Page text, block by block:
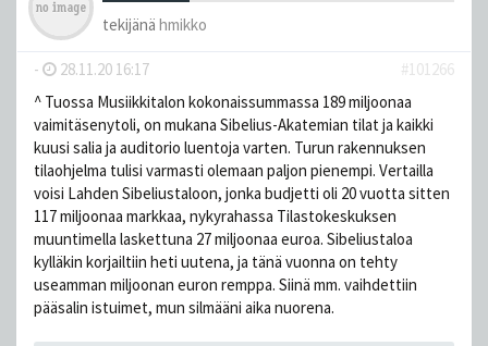
tekijänä hmikko
- 28.11.20 16:17
#101266
^ Tuossa Musiikkitalon kokonaissummassa 189 miljoonaa
vaimitäsenytoli, on mukana Sibelius-Akatemian tilat ja kaikki
kuusi salia ja auditorio luentoja varten. Turun rakennuksen
tilaohjelma tulisi varmasti olemaan paljon pienempi. Vertailla
voisi Lahden Sibeliustaloon, jonka budjetti oli 20 vuotta sitten
117 miljoonaa markkaa, nykyrahassa Tilastokeskuksen
muuntimella laskettuna 27 miljoonaa euroa. Sibeliustaloa
kylläkin korjailtiin heti uutena, ja tänä vuonna on tehty
useamman miljoonan euron remppa. Siinä mm. vaihdettiin
pääsalin istuimet, mun silmääni aika nuorena.